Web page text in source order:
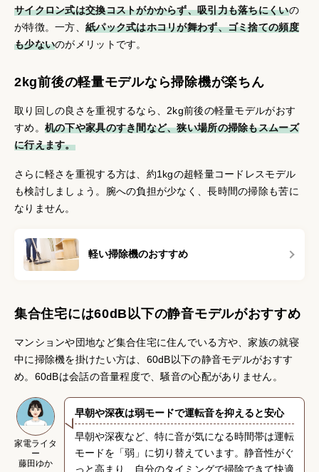
サイクロン式は交換コストがかからず、吸引力も落ちにくいの
が特徴。一方、 紙パック式はホコリが舞わず、ゴミ捨ての頻度
も少ないのがメリットです。
2kg前後の軽量モデルなら掃除機が楽ちん
取り回しの良さを重視するなら、2kg前後の軽量モデルがおす
すめ。 机の下や家具のすき間など、狭い場所の掃除もスムーズ
に行えます。
さらに軽さを重視する方は、約1kgの超軽量コードレスモデル
も検討しましょう。腕への負担が少なく、長時間の掃除も苦に
なりません。
軽い掃除機のおすすめ
集合住宅には60dB以下の静音モデルがおすすめ
マンションや団地など集合住宅に住んでいる方や、家族の就寝
中に掃除機を掛けたい方は、60dB以下の静音モデルがおすす
め。60dBは会話の音量程度で、騒音の心配がありません。
家電ライタ
ー
藤田ゆか
早朝や深夜は弱モードで運転音を抑えると安心
早朝や深夜など、特に音が気になる時間帯は運転
モードを「弱」に切り替えています。静音性がぐ
っと高まり、自分のタイミングで掃除できて快適